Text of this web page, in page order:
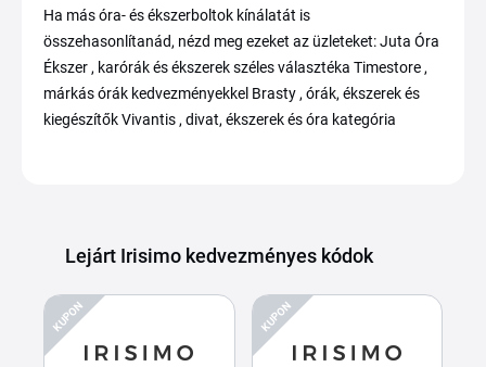
Ha más óra- és ékszerboltok kínálatát is
összehasonlítanád, nézd meg ezeket az üzleteket: Juta Óra
Ékszer , karórák és ékszerek széles választéka Timestore ,
márkás órák kedvezményekkel Brasty , órák, ékszerek és
kiegészítők Vivantis , divat, ékszerek és óra kategória
Lejárt Irisimo kedvezményes kódok
KUPON KUPON